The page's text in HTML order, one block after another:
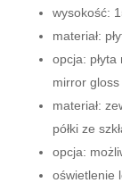
wysokość:
materiał:
opcja: płyta
mirror gloss
materiał:
półki ze
opcja:
oświetlenie